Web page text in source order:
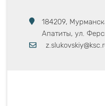
184209,
Апатиты, ул.